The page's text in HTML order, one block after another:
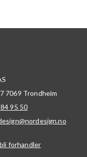
7069 Trondheim
95 50
forhandler